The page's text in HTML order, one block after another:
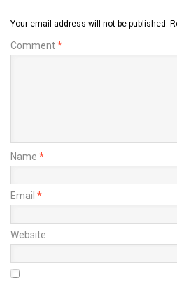
Your email address will not be published.
Comment*
Name *
Email *
Website